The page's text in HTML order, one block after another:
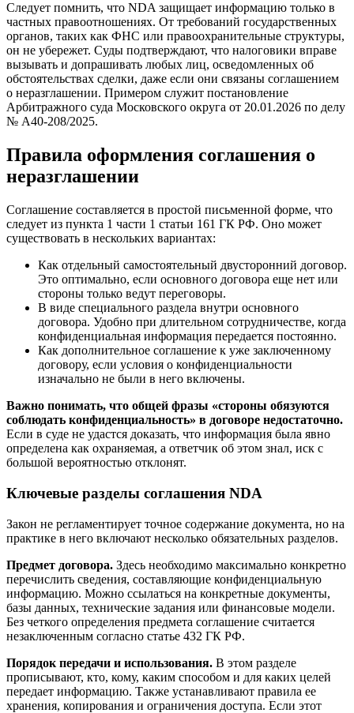
Следует помнить, что NDA защищает информацию только в
частных правоотношениях. От требований государственных
органов, таких как ФНС или правоохранительные структуры,
он не убережет. Суды подтверждают, что налоговики вправе
вызывать и допрашивать любых лиц, осведомленных об
обстоятельствах сделки, даже если они связаны соглашением
о неразглашении. Примером служит постановление
Арбитражного суда Московского округа от 20.01.2026 по делу
№ А40-208/2025.
Правила оформления соглашения о
неразглашении
Соглашение составляется в простой письменной форме, что
следует из пункта 1 части 1 статьи 161 ГК РФ. Оно может
существовать в нескольких вариантах:
Как отдельный самостоятельный двусторонний договор.
Это оптимально, если основного договора еще нет или
стороны только ведут переговоры.
В виде специального раздела внутри основного
договора. Удобно при длительном сотрудничестве, когда
конфиденциальная информация передается постоянно.
Как дополнительное соглашение к уже заключенному
договору, если условия о конфиденциальности
изначально не были в него включены.
Важно понимать, что общей фразы «стороны обязуются
соблюдать конфиденциальность» в договоре недостаточно.
Если в суде не удастся доказать, что информация была явно
определена как охраняемая, а ответчик об этом знал, иск с
большой вероятностью отклонят.
Ключевые разделы соглашения NDA
Закон не регламентирует точное содержание документа, но на
практике в него включают несколько обязательных разделов.
Предмет договора. Здесь необходимо максимально конкретно
перечислить сведения, составляющие конфиденциальную
информацию. Можно ссылаться на конкретные документы,
базы данных, технические задания или финансовые модели.
Без четкого определения предмета соглашение считается
незаключенным согласно статье 432 ГК РФ.
Порядок передачи и использования. В этом разделе
прописывают, кто, кому, каким способом и для каких целей
передает информацию. Также устанавливают правила ее
хранения, копирования и ограничения доступа. Если этот